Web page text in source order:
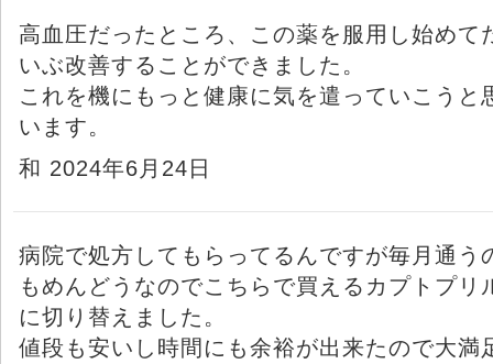
高血圧だったところ、この薬を服用し始めて
いぶ改善することができました。
これを機にもっと健康に気を遣っていこうと
います。
和 2024年6月24日
病院で処方してもらってるんですが毎月通う
もめんどうなのでこちらで買えるカプトプリ
に切り替えました。
値段も安いし時間にも余裕が出来たので大満